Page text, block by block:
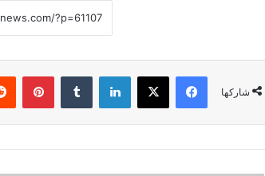
شاركها
فيسبوك لينكدإن بينتيريست